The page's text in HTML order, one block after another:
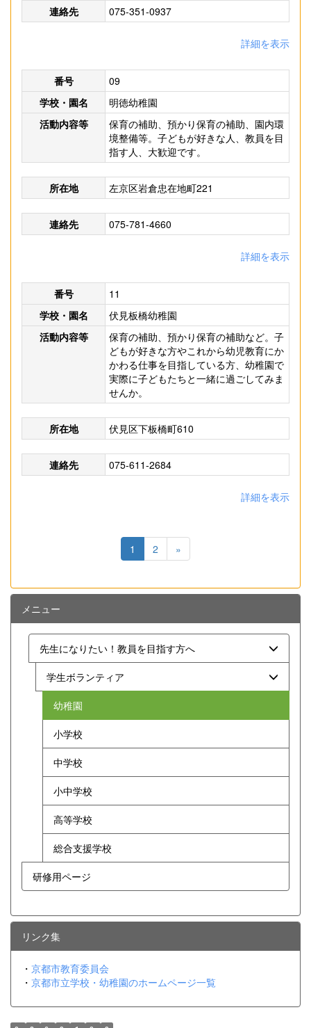
連絡先 075-351-0937
詳細を表示
番号
09
学校・園名
明徳幼稚園
活動内容等
保育の補助、預かり保育の補助、園内環
境整備等。子どもが好きな人、教員を目
指す人、大歓迎です。
所在地 左京区岩倉忠在地町221
連絡先 075-781-4660
詳細を表示
番号
11
学校・園名
伏見板橋幼稚園
活動内容等
保育の補助、預かり保育の補助など。子
どもが好きな方やこれから幼児教育にか
かわる仕事を目指している方、幼稚園で
実際に子どもたちと一緒に過ごしてみま
せんか。
所在地 伏見区下板橋町610
連絡先 075-611-2684
詳細を表示
1 2 »
メニュー
先生になりたい！教員を目指す方へ
学生ボランティア
幼稚園
小学校
中学校
小中学校
高等学校
総合支援学校
研修用ページ
リンク集
・ 京都市教育委員会
・ 京都市立学校・幼稚園のホームページ一覧